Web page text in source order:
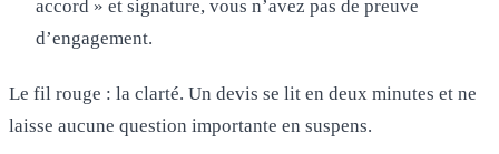
accord » et signature, vous n’avez pas de preuve
d’engagement.
Le fil rouge : la clarté. Un devis se lit en deux minutes et ne
laisse aucune question importante en suspens.